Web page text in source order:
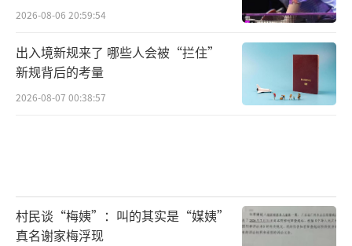
2026-08-06 20:59:54
出入境新规来了 哪些人会被“拦住”
新规背后的考量
2026-08-07 00:38:57
村民谈“梅姨”：叫的其实是“媒姨”
真名谢家梅浮现